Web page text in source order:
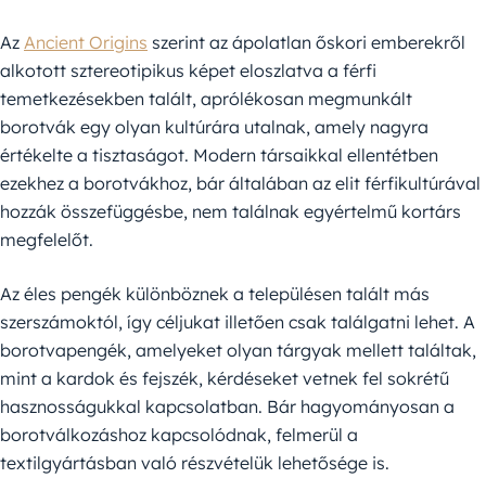
Az Ancient Origins szerint az ápolatlan őskori emberekről
alkotott sztereotipikus képet eloszlatva a férfi
temetkezésekben talált, aprólékosan megmunkált
borotvák egy olyan kultúrára utalnak, amely nagyra
értékelte a tisztaságot. Modern társaikkal ellentétben
ezekhez a borotvákhoz, bár általában az elit férfikultúrával
hozzák összefüggésbe, nem találnak egyértelmű kortárs
megfelelőt.
Az éles pengék különböznek a településen talált más
szerszámoktól, így céljukat illetően csak találgatni lehet. A
borotvapengék, amelyeket olyan tárgyak mellett találtak,
mint a kardok és fejszék, kérdéseket vetnek fel sokrétű
hasznosságukkal kapcsolatban. Bár hagyományosan a
borotválkozáshoz kapcsolódnak, felmerül a
textilgyártásban való részvételük lehetősége is.